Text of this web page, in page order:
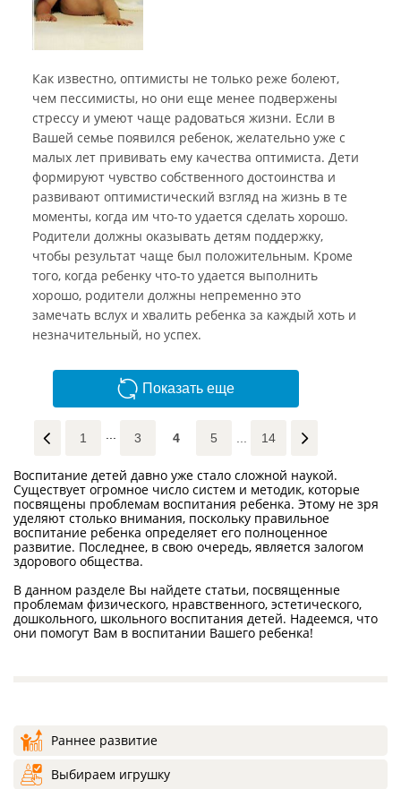
Раннее развитие
Выбираем игрушку
Как известно, оптимисты не только реже болеют,
чем пессимисты, но они еще менее подвержены
стрессу и умеют чаще радоваться жизни. Если в
Вашей семье появился ребенок, желательно уже с
малых лет прививать ему качества оптимиста. Дети
формируют чувство собственного достоинства и
развивают оптимистический взгляд на жизнь в те
моменты, когда им что-то удается сделать хорошо.
Родители должны оказывать детям поддержку,
чтобы результат чаще был положительным. Кроме
того, когда ребенку что-то удается выполнить
хорошо, родители должны непременно это
замечать вслух и хвалить ребенка за каждый хоть и
незначительный, но успех.
Показать еще
1 3 4 5 ... 14
Воспитание детей давно уже стало сложной наукой.
Существует огромное число систем и методик, которые
посвящены проблемам воспитания ребенка. Этому не зря
уделяют столько внимания, поскольку правильное
воспитание ребенка определяет его полноценное
развитие. Последнее, в свою очередь, является залогом
здорового общества.
В данном разделе Вы найдете статьи, посвященные
проблемам физического, нравственного, эстетического,
дошкольного, школьного воспитания детей. Надеемся, что
они помогут Вам в воспитании Вашего ребенка!